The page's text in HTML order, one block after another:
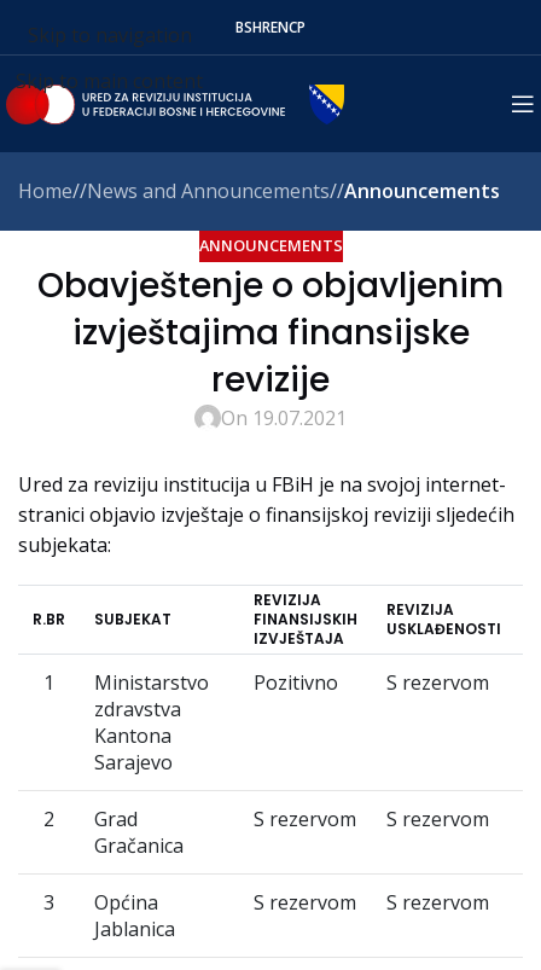
Skip to navigation
Skip to main content
BSHRENСР
Home/ News and Announcements/ Announcements
ANNOUNCEMENTS
Obavještenje o objavljenim
izvještajima finansijske
revizije
On 19.07.2021
Ured za reviziju institucija u FBiH je na svojoj internet-
stranici objavio izvještaje o finansijskoj reviziji sljedećih
subjekata:
R.BR SUBJEKAT
REVIZIJA
FINANSIJSKIH
IZVJEŠTAJA
REVIZIJA
USKLAĐENOSTI
1
Ministarstvo
zdravstva
Kantona
Sarajevo
Pozitivno S rezervom
2
Grad
Gračanica
S rezervom S rezervom
3
Općina
Jablanica
S rezervom S rezervom